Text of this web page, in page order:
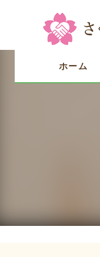
ホーム